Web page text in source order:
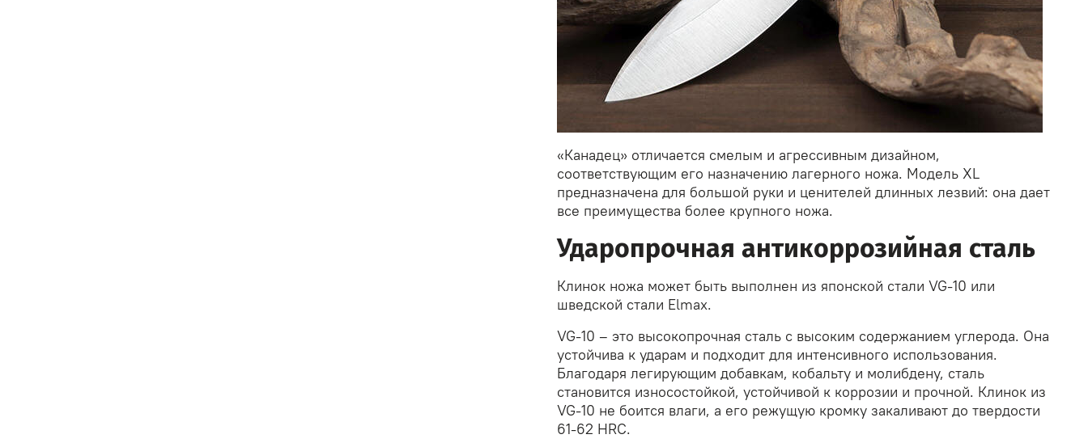
«Канадец» отличается смелым и агрессивным дизайном,
соответствующим его назначению лагерного ножа. Модель XL
предназначена для большой руки и ценителей длинных лезвий: она дает
все преимущества более крупного ножа.
Ударопрочная антикоррозийная сталь
Клинок ножа может быть выполнен из японской стали VG-10 или
шведской стали Elmax.
VG-10 – это высокопрочная сталь с высоким содержанием углерода. Она
устойчива к ударам и подходит для интенсивного использования.
Благодаря легирующим добавкам, кобальту и молибдену, сталь
становится износостойкой, устойчивой к коррозии и прочной. Клинок из
VG-10 не боится влаги, а его режущую кромку закаливают до твердости
61-62 HRC.